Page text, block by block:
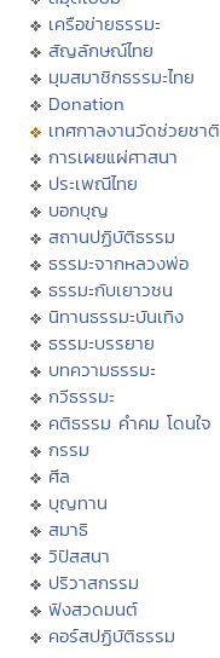
เครือข่ายธรรมะ
สัญลักษณ์ไทย
มุมสมาชิกธรรมะไทย
Donation
เทศกาลงานวัดช่วยชาติ
การเผยแผ่ศาสนา
ประเพณีไทย
บอกบุญ
สถานปฏิบัติธรรม
ธรรมะจากหลวงพ่อ
ธรรมะกับเยาวชน
นิทานธรรมะบันเทิง
ธรรมะบรรยาย
บทความธรรมะ
กวีธรรมะ
คติธรรม คำคม โดนใจ
กรรม
ศีล
บุญทาน
สมาธิ
วิปัสสนา
ปริวาสกรรม
ฟังสวดมนต์
คอร์สปฏิบัติธรรม